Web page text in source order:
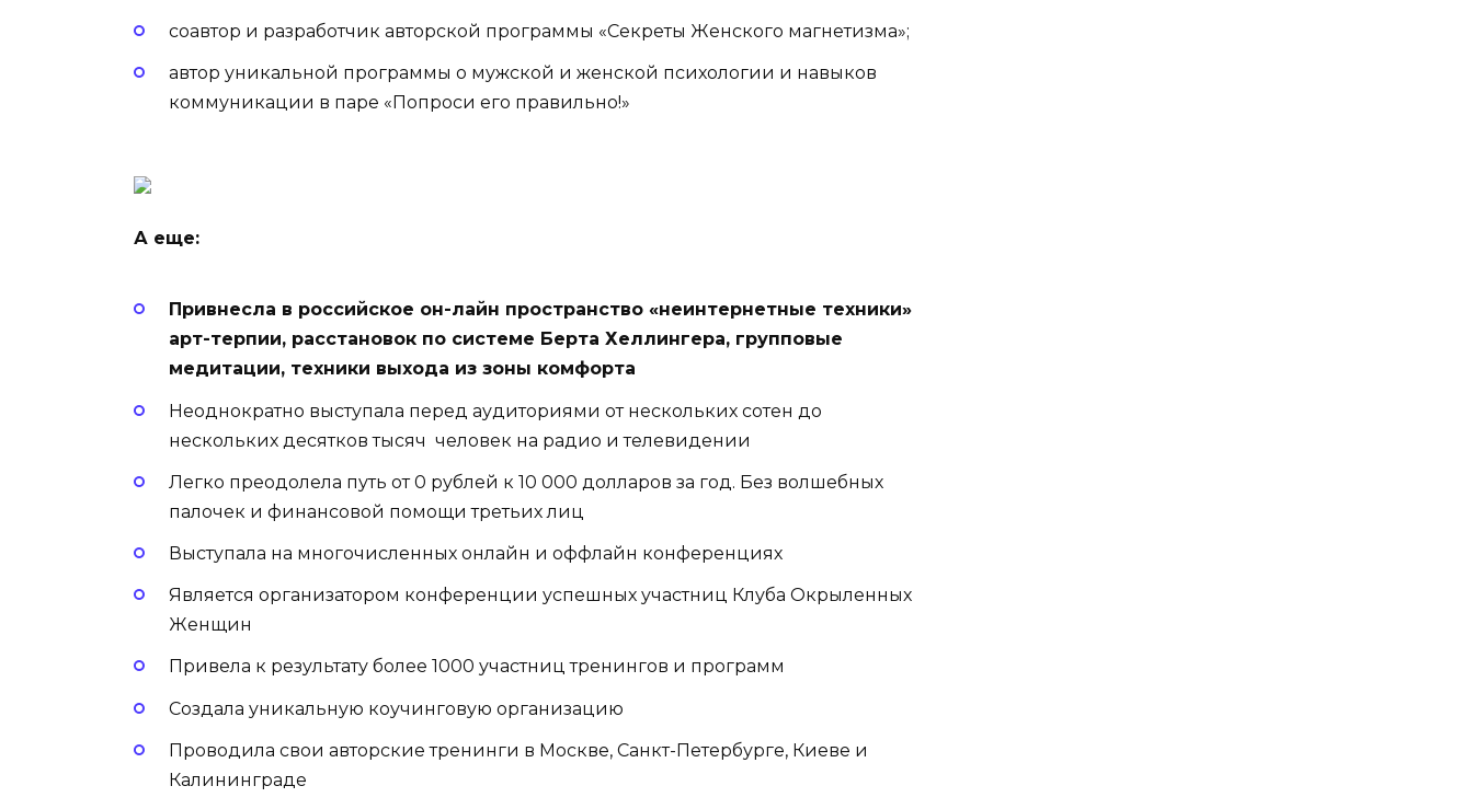
соавтор и разработчик авторской программы «Секреты Женского магнетизма»;
автор уникальной программы о мужской и женской психологии и навыков
коммуникации в паре «Попроси его правильно!»
А еще:
Привнесла в российское он-лайн пространство «неинтернетные техники»
арт-терпии, расстановок по системе Берта Хеллингера, групповые
медитации, техники выхода из зоны комфорта
Неоднократно выступала перед аудиториями от нескольких сотен до
нескольких десятков тысяч человек на радио и телевидении
Легко преодолела путь от 0 рублей к 10 000 долларов за год. Без волшебных
палочек и финансовой помощи третьих лиц
Выступала на многочисленных онлайн и оффлайн конференциях
Является организатором конференции успешных участниц Клуба Окрыленных
Женщин
Привела к результату более 1000 участниц тренингов и программ
Создала уникальную коучинговую организацию
Проводила свои авторские тренинги в Москве, Санкт-Петербурге, Киеве и
Калининграде